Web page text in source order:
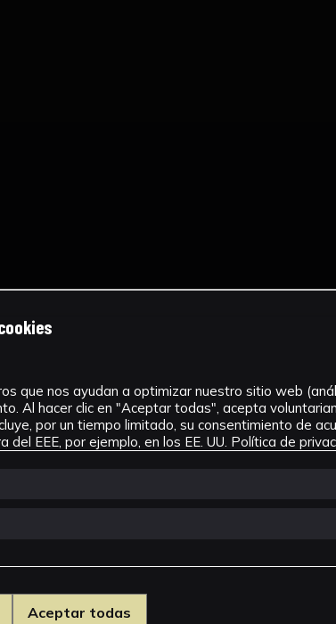
que nos ayudan a optimizar nuestro sitio web
Al hacer clic en "Aceptar todas", acepta
por un tiempo limitado, su consentimiento de
EEE, por ejemplo, en los EE. UU. Política de
Aceptar todas